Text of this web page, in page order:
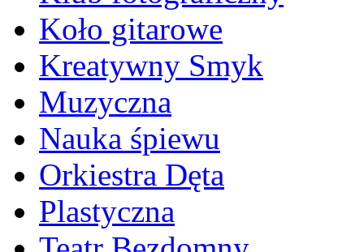
Koło gitarowe
Kreatywny Smyk
Muzyczna
Nauka śpiewu
Orkiestra Dęta
Plastyczna